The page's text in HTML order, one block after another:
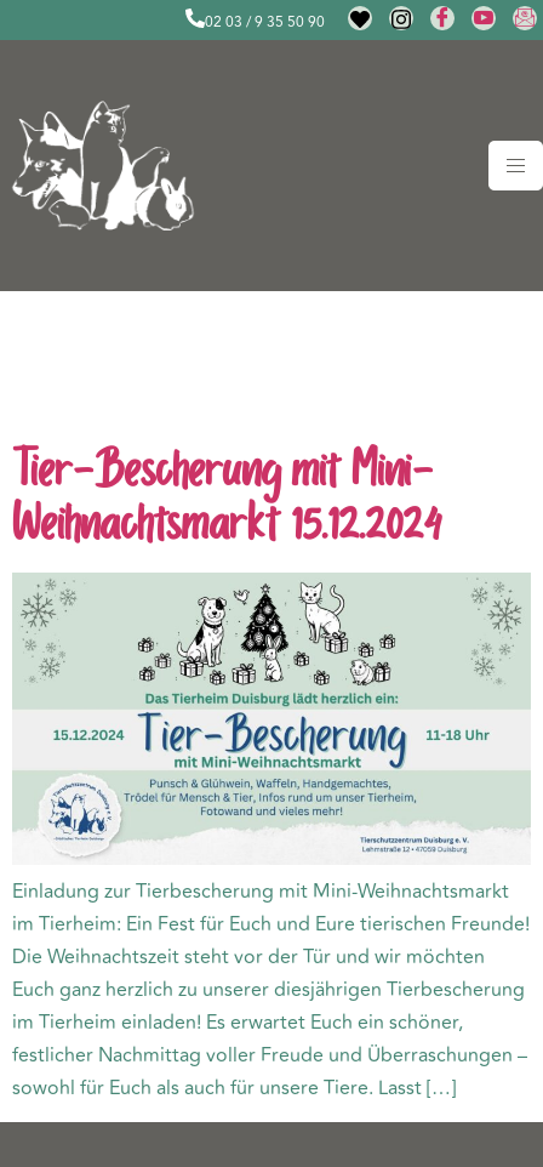
02 03 / 9 35 50 90
Tier-Bescherung mit Mini-
Weihnachtsmarkt 15.12.2024
Einladung zur Tierbescherung mit Mini-Weihnachtsmarkt
im Tierheim: Ein Fest für Euch und Eure tierischen Freunde!
Die Weihnachtszeit steht vor der Tür und wir möchten
Euch ganz herzlich zu unserer diesjährigen Tierbescherung
im Tierheim einladen! Es erwartet Euch ein schöner,
festlicher Nachmittag voller Freude und Überraschungen –
sowohl für Euch als auch für unsere Tiere. Lasst […]